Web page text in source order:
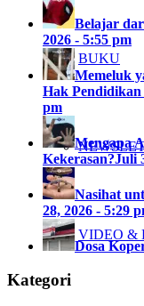
BUKU
VIDEO &
Belajar
2026 - 5:55 pm
Memeluk
Hak
pm
Mengapa
Kekerasan?Juli
Nasihat
28, 2026 - 5:29
Dosa
Kategori